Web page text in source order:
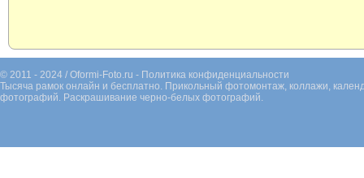
© 2011 - 2024 / Oformi-Foto.ru - Политика конфиденциальности
Тысяча рамок онлайн и бесплатно. Прикольный фотомонтаж, коллажи,
фотографий. Раскрашивание черно-белых фотографий.